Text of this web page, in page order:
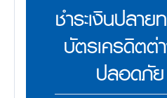
ชำระเงินปลา
บัตรเครดิตต่
ปลอดภั